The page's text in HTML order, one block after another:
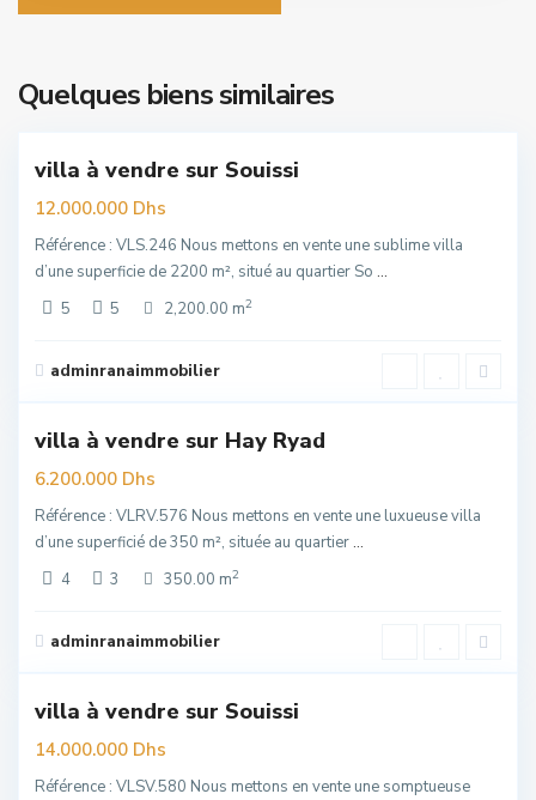
Quelques biens similaires
Souissi
Rabat
villa à vendre sur Souissi
12.000.000 Dhs
Référence : VLS.246 Nous mettons en vente une sublime villa
d’une superficie de 2200 m², situé au quartier So ...
5
5 2,200.00 m2
adminranaimmobilier
Rabat
villa à vendre sur Hay Ryad
6.200.000 Dhs
Référence : VLRV.576 Nous mettons en vente une luxueuse villa
d’une superficié de 350 m², située au quartier...
4
3 350.00 m2
adminranaimmobilier
Rabat
villa à vendre sur Souissi
14.000.000 Dhs
Référence : VLSV.580 Nous mettons en vente une somptueuse